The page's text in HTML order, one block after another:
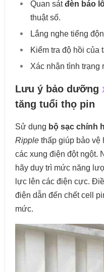
Quan sátđèn báo
thuật số.
Lắng nghe tiếng
Kiểm tra độ hồi của
Xác nhận tình trạng
Lưu ý bảo dưỡng
tăng tuổi thọ pin
Sử dụng bộ sạc chính
Ripplethấp giúp bảo vệ
các xung điện đột ngột.
hãy duy trì mức năng
lực lên các điện cực.
điện dẫn đến chết cell
mức.